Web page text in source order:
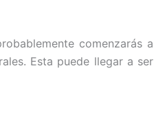
comenzarás a
Esta puede llegar a ser